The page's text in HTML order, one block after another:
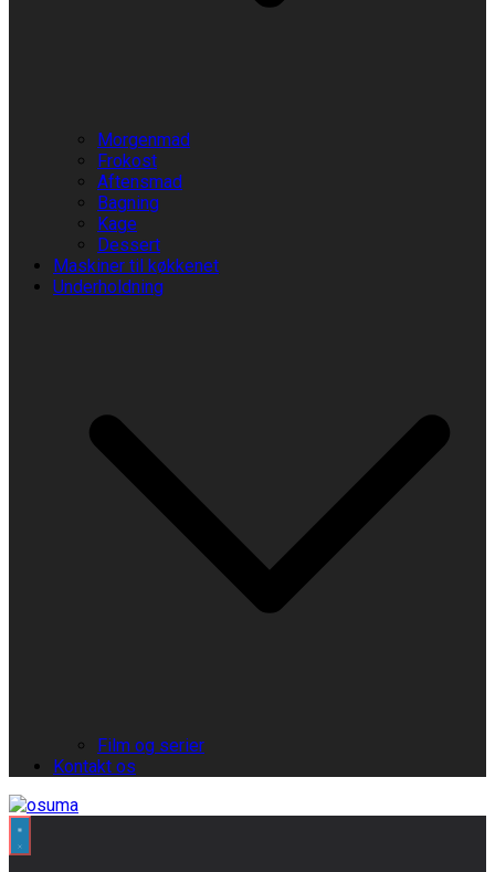
Morgenmad
Frokost
Aftensmad
Bagning
Kage
Dessert
Maskiner til køkkenet
Underholdning
Film og serier
Kontakt os